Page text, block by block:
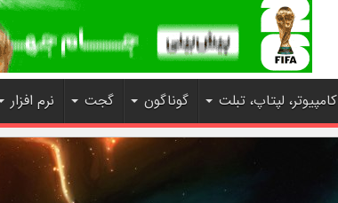
کامپیوتر، لپتاپ، تبلت گوناگون گجت نرم افزار